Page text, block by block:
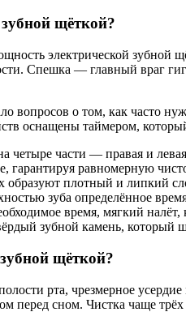
щёткой?
электрической зубной
Спешка — главный враг
вопросов о том, как часто
оснащены таймером,
четыре части — правая и
гарантируя равномерную
образуют плотный и липкий
зуба определённое
время, мягкий
зубной камень,
щёткой?
рта, чрезмерное
перед сном. Чистка чаще